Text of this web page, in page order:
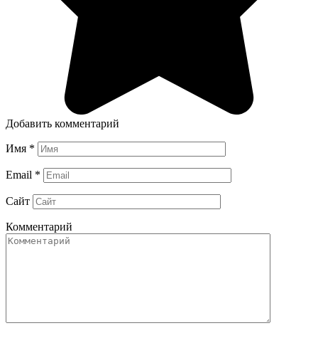
Добавить комментарий
Имя *
Email *
Сайт
Комментарий